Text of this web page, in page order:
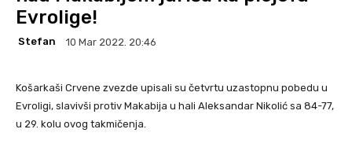
Evrolige!
Stefan 10 Mar 2022. 20:46
Košarkaši Crvene zvezde upisali su četvrtu uzastopnu pobedu u
Evroligi, slavivši protiv Makabija u hali Aleksandar Nikolić sa 84-77,
u 29. kolu ovog takmičenja.